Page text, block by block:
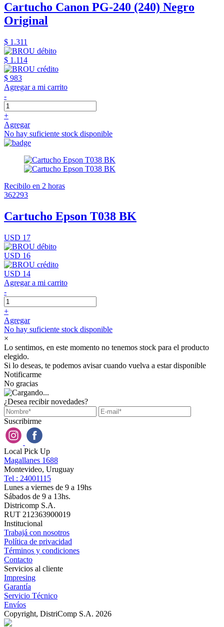
Cartucho Canon PG-240 (240) Negro
Original
$ 1.311
$ 1.114
$ 983
Agregar a mi carrito
-
+
Agregar
No hay suficiente stock disponible
Recibilo en 2 horas
362293
Cartucho Epson T038 BK
USD 17
USD 16
USD 14
Agregar a mi carrito
-
+
Agregar
No hay suficiente stock disponible
×
Lo sentimos, en este momento no tenemos stock para el producto
elegido.
Si lo deseas, te podemos avisar cuando vuelva a estar disponible
Notificarme
No gracias
¿Desea recibir novedades?
Suscribirme
Local Pick Up
Magallanes 1688
Montevideo, Uruguay
Tel : 24001115
Lunes a viernes de 9 a 19hs
Sábados de 9 a 13hs.
Districomp S.A.
RUT 212363900019
Institucional
Trabajá con nosotros
Política de privacidad
Términos y condiciones
Contacto
Servicios al cliente
Impresing
Garantía
Servicio Técnico
Envíos
Copyright, DistriComp S.A. 2026